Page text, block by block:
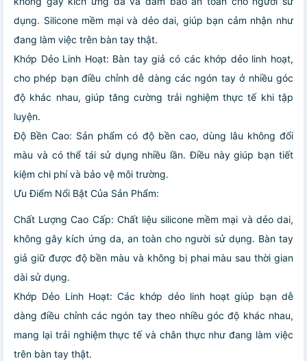
dụng. Silicone mềm mại và dẻo dai, giúp bạn cảm nhận như
đang làm việc trên bàn tay thật.
Khớp Dẻo Linh Hoạt: Bàn tay giả có các khớp dẻo linh hoạt,
cho phép bạn điều chỉnh dễ dàng các ngón tay ở nhiều góc
độ khác nhau, giúp tăng cường trải nghiệm thực tế khi tập
luyện.
Độ Bền Cao: Sản phẩm có độ bền cao, dùng lâu không đổi
màu và có thể tái sử dụng nhiều lần. Điều này giúp bạn tiết
kiệm chi phí và bảo vệ môi trường.
Ưu Điểm Nổi Bật Của Sản Phẩm:
Chất Lượng Cao Cấp: Chất liệu silicone mềm mại và dẻo dai,
không gây kích ứng da, an toàn cho người sử dụng. Bàn tay
giả giữ được độ bền màu và không bị phai màu sau thời gian
dài sử dụng.
Khớp Dẻo Linh Hoạt: Các khớp dẻo linh hoạt giúp bạn dễ
dàng điều chỉnh các ngón tay theo nhiều góc độ khác nhau,
mang lại trải nghiệm thực tế và chân thực như đang làm việc
trên bàn tay thật.